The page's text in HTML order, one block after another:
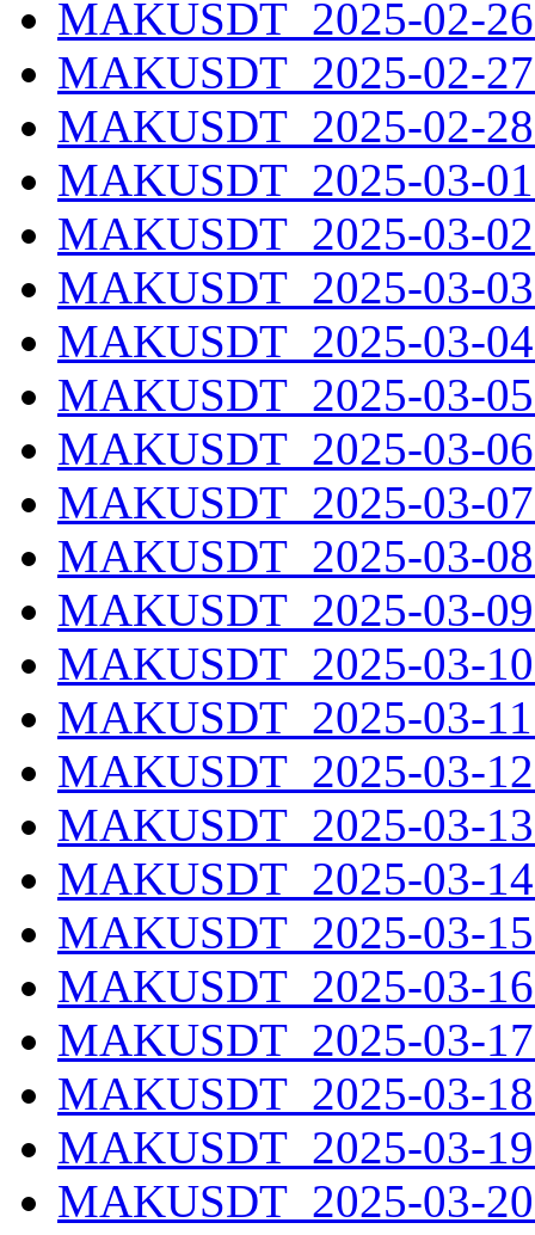
MAKUSDT_2025-02-
MAKUSDT_2025-02-
MAKUSDT_2025-02-
MAKUSDT_2025-03-
MAKUSDT_2025-03-
MAKUSDT_2025-03-
MAKUSDT_2025-03-
MAKUSDT_2025-03-
MAKUSDT_2025-03-
MAKUSDT_2025-03-
MAKUSDT_2025-03-
MAKUSDT_2025-03-
MAKUSDT_2025-03-
MAKUSDT_2025-03-
MAKUSDT_2025-03-
MAKUSDT_2025-03-
MAKUSDT_2025-03-
MAKUSDT_2025-03-
MAKUSDT_2025-03-
MAKUSDT_2025-03-
MAKUSDT_2025-03-
MAKUSDT_2025-03-
MAKUSDT_2025-03-